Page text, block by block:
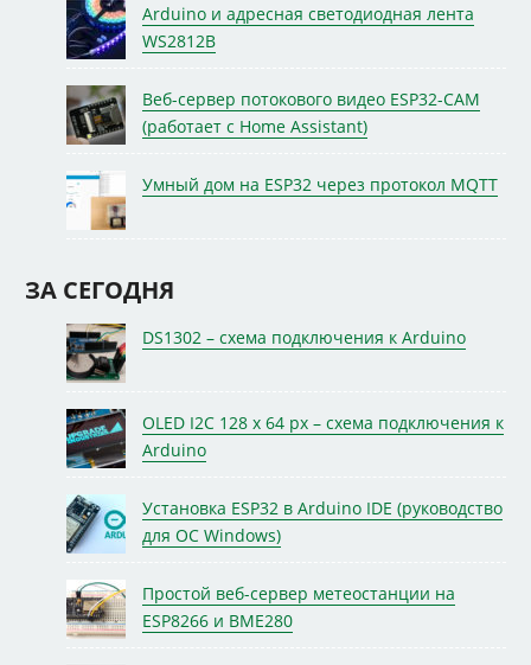
Arduino и адресная светодиодная лента
WS2812B
Веб-сервер потокового видео ESP32-CAM
(работает с Home Assistant)
Умный дом на ESP32 через протокол MQTT
ЗА СЕГОДНЯ
DS1302 – схема подключения к Arduino
OLED I2C 128 x 64 px – схема подключения к
Arduino
Установка ESP32 в Arduino IDE (руководство
для ОС Windows)
Простой веб-сервер метеостанции на
ESP8266 и BME280